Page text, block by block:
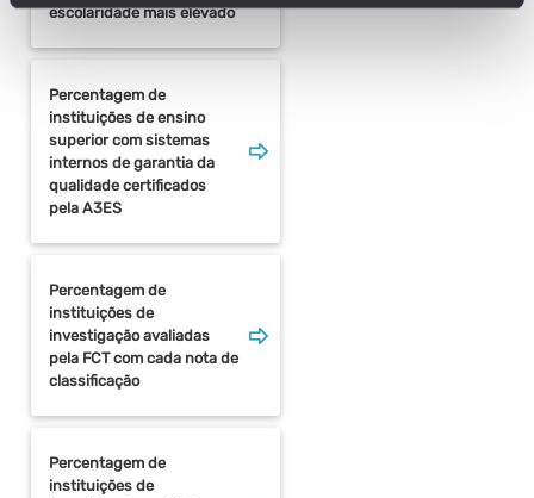
escolaridade mais elevado
Percentagem de
instituições de ensino
superior com sistemas
internos de garantia da
qualidade certificados
pela A3ES
Percentagem de
instituições de
investigação avaliadas
pela FCT com cada nota de
classificação
Percentagem de
instituições de